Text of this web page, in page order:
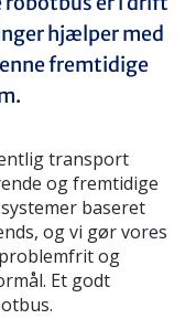
hjælper med
fremtidige
transport
og fremtidige
baseret
og vi gør vores
og
Et godt